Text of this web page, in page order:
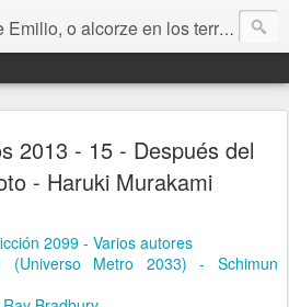
donde contar mis cosas y hablar de libros, ciencia ficción, Stephen King, Zaragoza, Aragón, la música, el amor, la amistad, la vida, la muerte y todo lo que vaya surgiendo.
2013 - 15 - Después del
- Haruki Murakami
2099 - Varios autores
Metro 2033) - Schimun